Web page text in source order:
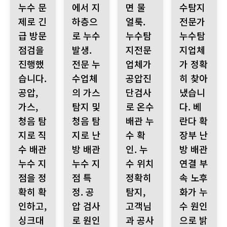
누수 문
제로 긴
급 방문
점검을
진행했
습니다.
공압,
가스,
청음 탐
지로 직
수 배관
누수 지
점을 정
확히 확
인하고,
싱크대
에서 지
하층으
로 누수
발생.
전문 누
수업체
의 가스
탐지 및
청음 탐
지로 난
방 배관
누수 지
점 특
정. 공
압 검사
로 원인
면 물
얼룩.
누수탐
지전문
업체가
공압진
단검사
로 온수
배관 누
수 확
인. 누
수 위치
정확히
탐지,
고객님
과 공사
수탐지
전문가
누수탐
지업체
가 정확
히 찾아
냈습니
다. 베
란다 확
장부 난
방 배관
연결 부
속 노후
화가 누
수 원인
으로 밝